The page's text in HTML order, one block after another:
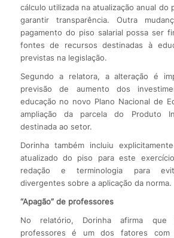
cálculo utilizada na atualização anual do
garantir transparência. Outra
pagamento do piso salarial possa ser
fontes de recursos destinadas à
previstas na legislação.
Segundo a relatora, a alteração é
previsão de aumento dos
educação no novo Plano Nacional de
ampliação da parcela do Produto
destinada ao setor.
Dorinha também incluiu
atualizado do piso para este
redação e terminologia para
divergentes sobre a aplicação da norma.
“Apagão” de professores
No relatório, Dorinha afirma que
professores é um dos fatores com